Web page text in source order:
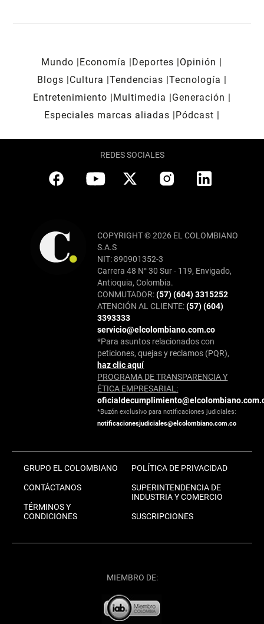
Mundo Economía Deportes
Opinión
Blogs
Cultura Tendencias Tecnología
Entretenimiento
Multimedia
Generación
Especiales marcas aliadas
Pódcast
REDES SOCIALES
COPYRIGHT © 2026 EL COLOMBIANO
S.A.S
NIT: 890901352-3
Carrera 48 N° 30 Sur - 119, Envigado,
Antioquia, Colombia.
CONMUTADOR:(57) (604) 3315252
ATENCIÓN AL CLIENTE:(57) (604)
3393333
servicio@elcolombiano.com.co
*Para asuntos relacionados con
peticiones, quejas y reclamos (PQR),
haz clic aquí
PROGRAMA DE TRANSPARENCIA Y
ÉTICA EMPRESARIAL:
*Buzón exclusivo para notificaciones judiciales:
notificacionesjudiciales@elcolombiano.com.co
GRUPO EL COLOMBIANO
CONTÁCTANOS
TÉRMINOS Y
CONDICIONES
POLÍTICA DE PRIVACIDAD
SUPERINTENDENCIA DE
INDUSTRIA Y COMERCIO
SUSCRIPCIONES
MIEMBRO DE: